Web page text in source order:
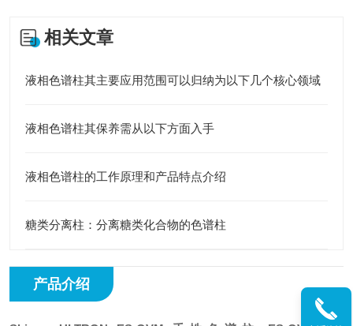
相关文章
液相色谱柱其主要应用范围可以归纳为以下几个核心领域
液相色谱柱其保养需从以下方面入手
液相色谱柱的工作原理和产品特点介绍
糖类分离柱：分离糖类化合物的色谱柱
产品介绍